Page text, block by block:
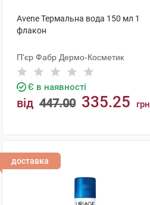
Avene Термальна вода 150 мл 1
флакон
П'єр Фабр Дермо-Косметик
Є в наявності
від 447.00 335.25 грн
доставка